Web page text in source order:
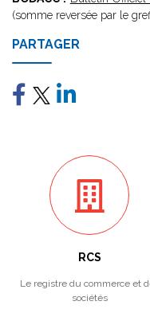
(somme reversée par le
PARTAGER
RCS
Le registre du commerce et
sociétés